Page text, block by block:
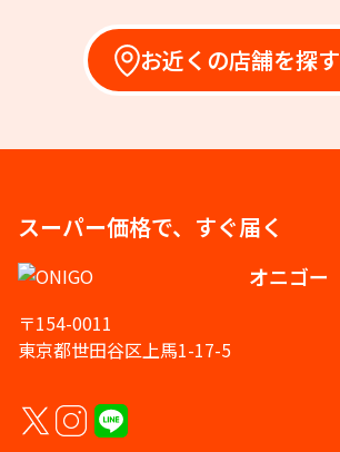
お近くの店舗を探す
スーパー価格で、すぐ届く
オニゴー
〒154-0011
東京都世田谷区上馬1-17-5